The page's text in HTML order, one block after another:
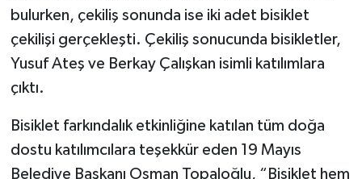
bulurken, çekiliş sonunda ise iki adet bisiklet
çekilişi gerçekleşti. Çekiliş sonucunda bisikletler,
Yusuf Ateş ve Berkay Çalışkan isimli katılımlara
çıktı.
Bisiklet farkındalık etkinliğine katılan tüm doğa
dostu katılımcılara teşekkür eden 19 Mayıs
Belediye Başkanı Osman Topaloğlu, “Bisiklet hem